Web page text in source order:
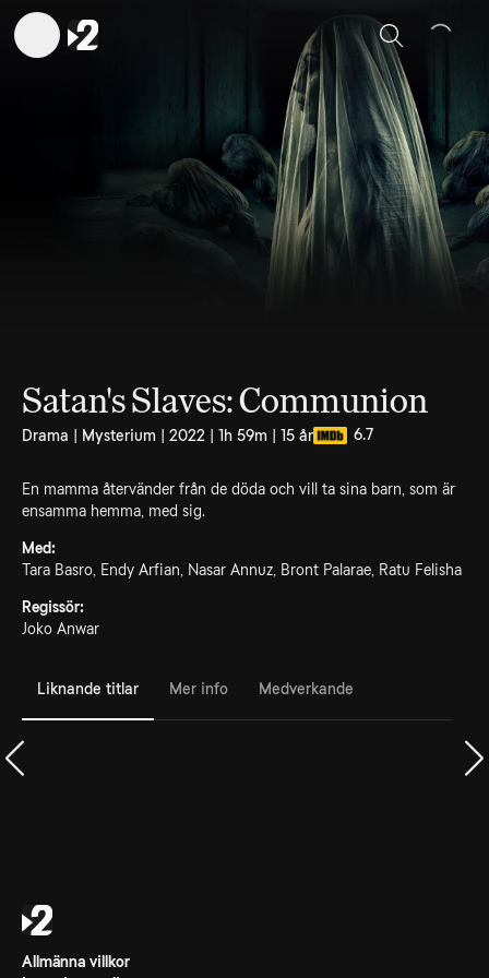
Sök
Satan's Slaves: Communion
Drama | Mysterium | 2022 | 1h 59m | 15 år 6.7
En mamma återvänder från de döda och vill ta sina barn, som är
ensamma hemma, med sig.
Med:
Tara Basro, Endy Arfian, Nasar Annuz, Bront Palarae, Ratu Felisha
Regissör:
Joko Anwar
Liknande titlar Mer info Medverkande
Allmänna villkor